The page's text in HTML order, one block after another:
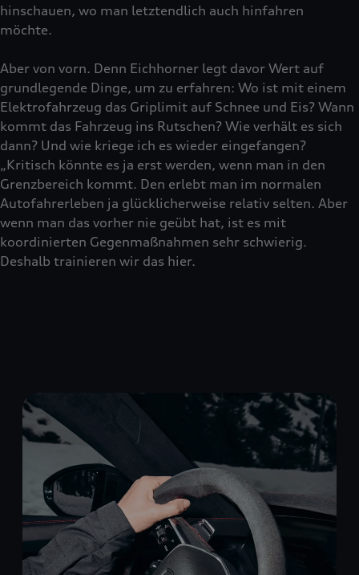
hinschauen, wo man letztendlich auch hinfahren
möchte.
Aber von vorn. Denn Eichhorner legt davor Wert auf
grundlegende Dinge, um zu erfahren: Wo ist mit einem
Elektrofahrzeug das Griplimit auf Schnee und Eis? Wann
kommt das Fahrzeug ins Rutschen? Wie verhält es sich
dann? Und wie kriege ich es wieder eingefangen?
„Kritisch könnte es ja erst werden, wenn man in den
Grenzbereich kommt. Den erlebt man im normalen
Autofahrerleben ja glücklicherweise relativ selten. Aber
wenn man das vorher nie geübt hat, ist es mit
koordinierten Gegenmaßnahmen sehr schwierig.
Deshalb trainieren wir das hier.